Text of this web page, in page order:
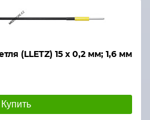
(LLETZ) 15 х 0,2 мм; 1,6 мм
Купить